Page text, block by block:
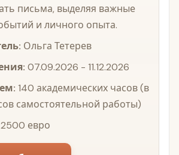
письма, выделяя важные
и личного опыта.
Ольга Тетерев
07.09.2026 - 11.12.2026
140 академических часов (в
самостоятельной работы)
2500 евро